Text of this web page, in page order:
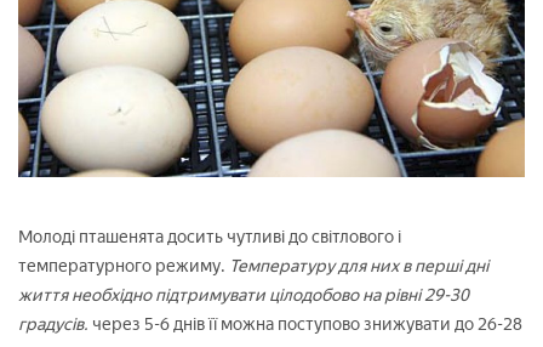
Молоді пташенята досить чутливі до світлового і
температурного режиму. Температуру для них в перші дні
життя необхідно підтримувати цілодобово на рівні 29-30
градусів. через 5-6 днів її можна поступово знижувати до 26-28